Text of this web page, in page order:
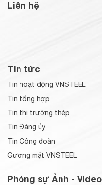
Liên hệ
Tin tức
Tin hoạt động VNSTEEL
Tin tổng hợp
Tin thị trường thép
Tin Đảng ủy
Tin Công đoàn
Gương mặt VNSTEEL
Phóng sự Ảnh - Video